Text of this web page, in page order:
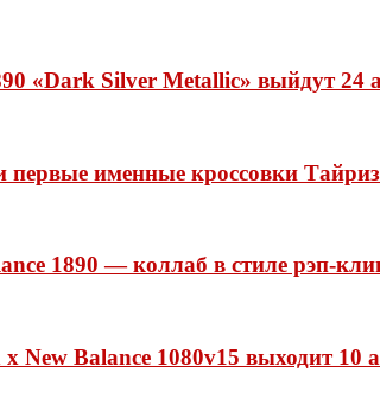
«Dark Silver Metallic» выйдут 24
первые именные кроссовки
1890 — коллаб в стиле рэп-
New Balance 1080v15 выходит 10